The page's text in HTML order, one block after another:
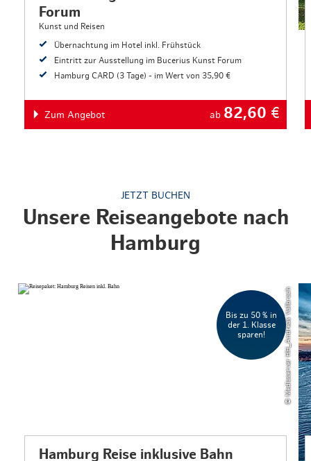
Forum
Kunst und Reisen
Übernachtung im Hotel inkl. Frühstück
Eintritt zur Ausstellung im Bucerius Kunst Forum
Hamburg CARD (3 Tage) - im Wert von 35,90 €
Zum Angebot ab 82,60 €
JETZT BUCHEN
Unsere Reiseangebote nach
Hamburg
Bis zu 50 % in
der 1. Klasse
sparen!
© Mediaserver HH_Andreas Vallbrach
Hamburg Reise inklusive Bahn